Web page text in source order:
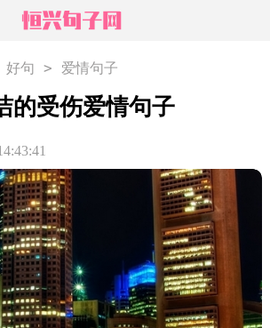
好句 > 爱情句子
的受伤爱情句子